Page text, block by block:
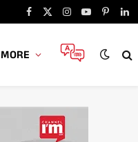
Facebook
X
Instagram
YouTube
MORE